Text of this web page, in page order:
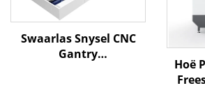
Swaarlas Snysel CNC
Gantry
Hoë